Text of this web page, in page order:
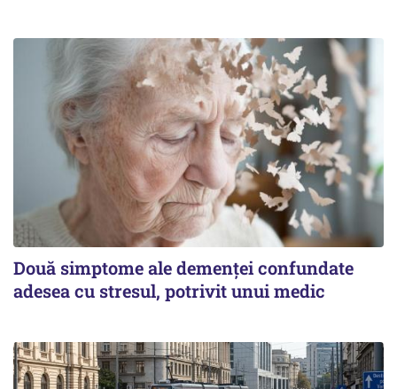
Două simptome ale demenței confundate
adesea cu stresul, potrivit unui medic